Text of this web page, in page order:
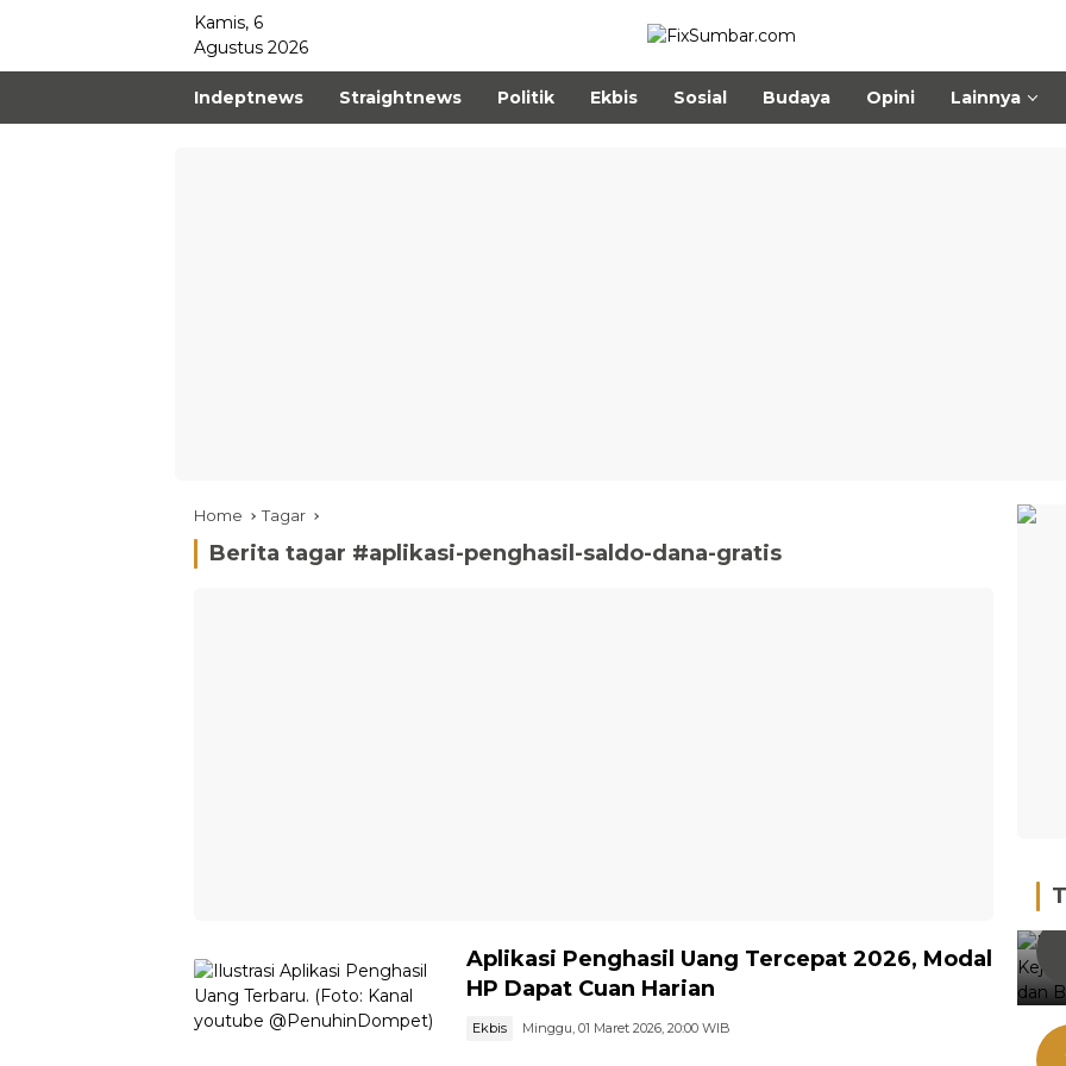
Kamis, 6
Agustus 2026
Indeptnews Straightnews Politik Ekbis Sosial Budaya Opini Lainnya
Home Tagar
Berita tagar #aplikasi-penghasil-saldo-dana-gratis
Aplikasi Penghasil Uang Tercepat 2026, Modal
HP Dapat Cuan Harian
Ekbis Minggu, 01 Maret 2026, 20:00 WIB